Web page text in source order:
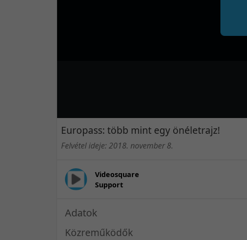
Europass: több mint egy önéletrajz!
Felvétel ideje: 2018. november 8.
Videosquare
Support
Adatok
Közreműködők